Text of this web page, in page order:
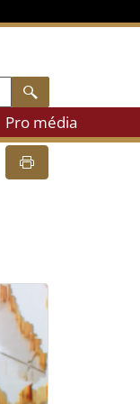
Pro média